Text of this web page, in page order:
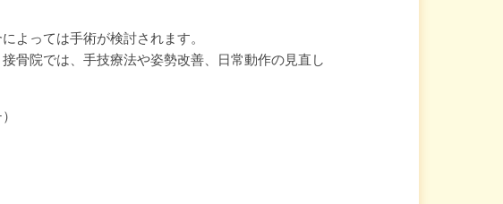
よっては手術が検討されます。
骨院では、手技療法や姿勢改善、日常動作の見直し